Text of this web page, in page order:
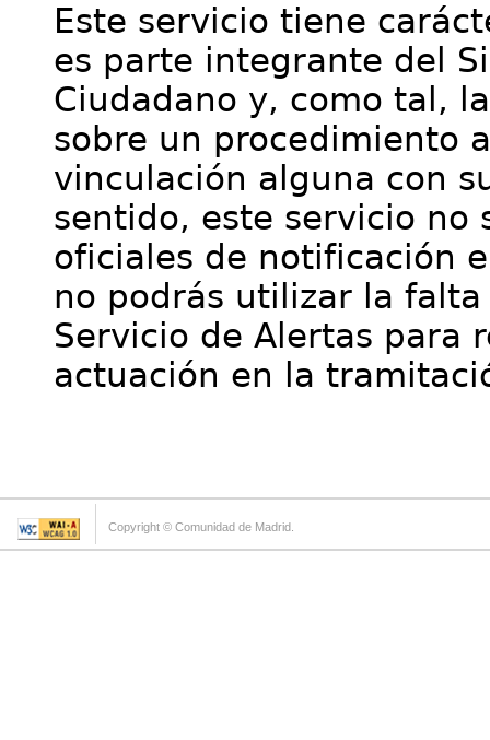
Este servicio tiene
es parte integrante del
Ciudadano y, como tal,
sobre un procedimiento
vinculación alguna con
sentido, este servicio no
oficiales de notificación
no podrás utilizar la
Servicio de Alertas para
actuación en la
Copyright © Comunidad de Madrid.